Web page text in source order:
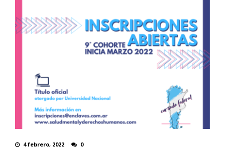
4 febrero, 2022 0